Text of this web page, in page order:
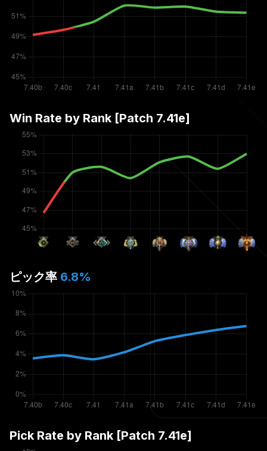
Win Rate by Rank [Patch 7.41e]
ピック率 6.8%
Pick Rate by Rank [Patch 7.41e]